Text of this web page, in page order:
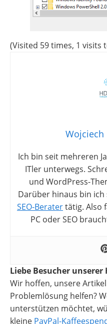
(Visited 59 times, 1 visits
Wojciech
Ich bin seit mehreren
ITler unterwegs.
und WordPress-
Darüber hinaus bin
SEO-Beratertätig. Also
PC oder SEO
Liebe Besucher unserer
Wir hoffen, unsere
Problemlösung helfen?
unterstützen möchtet,
kleine PayPal-